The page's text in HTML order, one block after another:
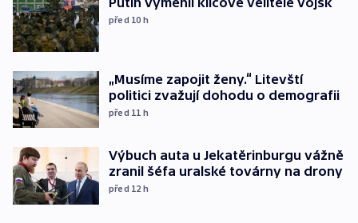
před 10 h
„Musíme zapojit ženy.“ Litevští
politici zvažují dohodu o demografii
před 11 h
Výbuch auta u Jekatěrinburgu vážně
zranil šéfa uralské továrny na drony
před 12 h